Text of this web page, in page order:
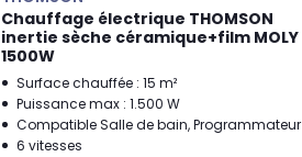
Chauffage électrique THOMSON
inertie sèche céramique+film MOLY
1500W
Surface chauffée : 15 m²
Puissance max : 1.500 W
Compatible Salle de bain, Programmateur
6 vitesses